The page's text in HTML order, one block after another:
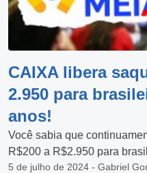
CAIXA libera
2.950 para
anos!
Você sabia que
R$200 a R$2.950 para
5 de julho de 2024 - Gabriel